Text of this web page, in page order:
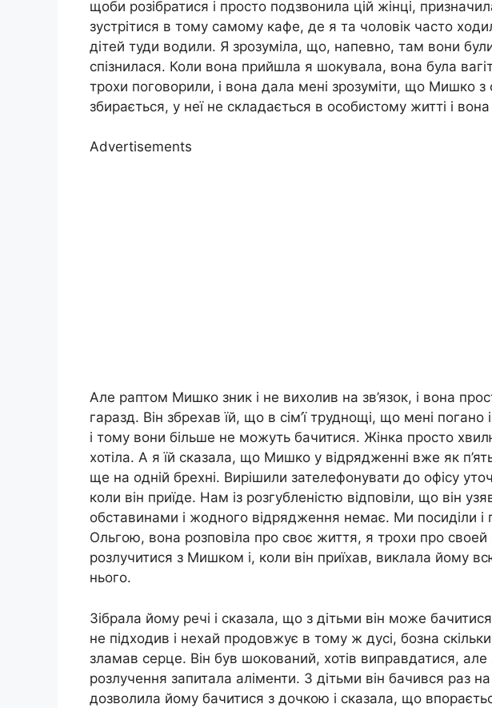
щоби розібратися і просто подзвонила цій жінці,
зустрітися в тому самому кафе, де я та чоловік часто
дітей туди водили. Я зрозуміла, що, напевно, там вони
спізнилася. Коли вона прийшла я шокувала, вона була
трохи поговорили, і вона дала мені зрозуміти, що Мишко з
збирається, у неї не складається в особистому житті і
Advertisements
Але раптом Мишко зник і не вихолив на зв’язок, і вона
гаразд. Він збрехав їй, що в сім’ї труднощі, що мені погано
і тому вони більше не можуть бачитися. Жінка просто
хотіла. А я їй сказала, що Мишко у відрядженні вже як
ще на одній брехні. Вирішили зателефонувати до офісу
коли він приїде. Нам із розгубленістю відповіли, що він
обставинами і жодного відрядження немає. Ми посиділи і
Ольгою, вона розповіла про своє життя, я трохи про своей
розлучитися з Мишком і, коли він приїхав, виклала йому
нього.
Зібрала йому речі і сказала, що з дітьми він може
не підходив і нехай продовжує в тому ж дусі, бозна скільки
зламав серце. Він був шокований, хотів виправдатися, але
розлучення запитала аліменти. З дітьми він бачився раз
дозволила йому бачитися з дочкою і сказала, що